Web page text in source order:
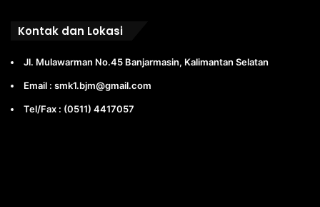
Kontak dan Lokasi
Jl. Mulawarman No.45 Banjarmasin, Kalimantan Selatan
Email : smk1.bjm@gmail.com
Tel/Fax : (0511) 4417057